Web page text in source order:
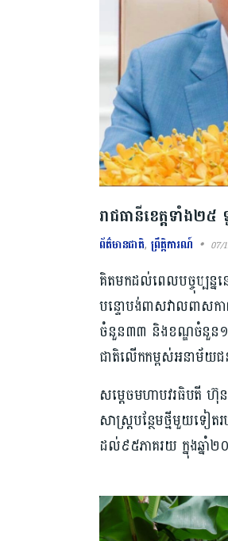
រាជធានីខេត្ត​ទាំង២
ព័ត៌មានជាតិ, ព្រឹត្តិការណ៍ 07/
គិត​មក​ដល់ពេលបច្ចុប្បន្ន​
បន្ទោបង់ពាសវាលពា
ចំនួន៣៣ និង​ខណ្ឌចំនួន១៤,
ជាតិ​លើក​កម្ពស់​អនាម័
សម្តេចមហាបវរធិបតី ហ៊ុន
សាស្រ្ត​បន្ថែម​ថ្មី​មួយ​ទ
ដល់៩៥ភាគរយ ក្នុងឆ្នាំ​